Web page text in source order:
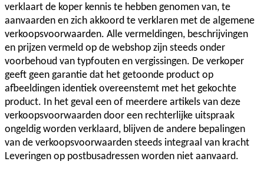
verklaart de koper kennis te hebben genomen van, te
aanvaarden en zich akkoord te verklaren met de algemene
verkoopsvoorwaarden. Alle vermeldingen, beschrijvingen
en prijzen vermeld op de webshop zijn steeds onder
voorbehoud van typfouten en vergissingen. De verkoper
geeft geen garantie dat het getoonde product op
afbeeldingen identiek overeenstemt met het gekochte
product. In het geval een of meerdere artikels van deze
verkoopsvoorwaarden door een rechterlijke uitspraak
ongeldig worden verklaard, blijven de andere bepalingen
van de verkoopsvoorwaarden steeds integraal van kracht
Leveringen op postbusadressen worden niet aanvaard.